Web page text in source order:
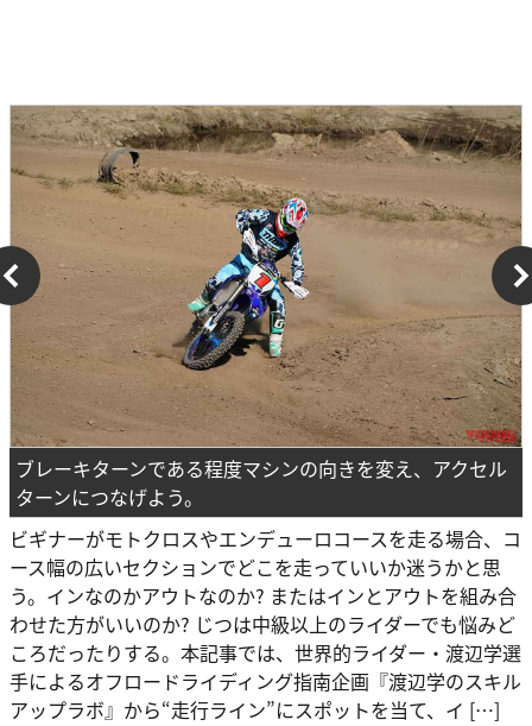
ブレーキターンである程度マシンの向きを変え、アクセル
ターンにつなげよう。
ビギナーがモトクロスやエンデューロコースを走る場合、コ
ース幅の広いセクションでどこを走っていいか迷うかと思
う。インなのかアウトなのか? またはインとアウトを組み合
わせた方がいいのか? じつは中級以上のライダーでも悩みど
ころだったりする。本記事では、世界的ライダー・渡辺学選
手によるオフロードライディング指南企画『渡辺学のスキル
アップラボ』から“走行ライン”にスポットを当て、イ […]